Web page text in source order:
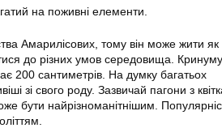
на поживні елементи.
Амарилісових, тому він може жити як
до різних умов середовища. Кринуму
200 сантиметрів. На думку багатьох
зі свого роду. Зазвичай пагони з
бути найрізноманітнішим.